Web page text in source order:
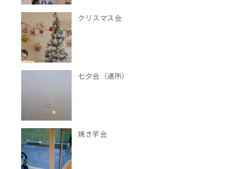
クリスマス会
七夕会（通所）
焼き芋会